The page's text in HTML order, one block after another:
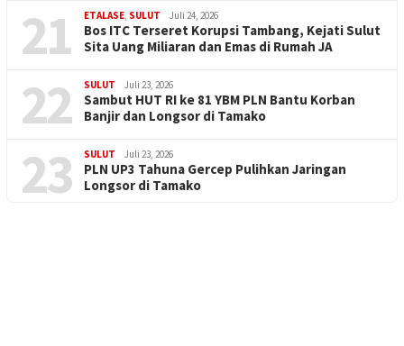
21 ETALASE, SULUT Juli 24, 2026
Bos ITC Terseret Korupsi Tambang, Kejati Sulut
Sita Uang Miliaran dan Emas di Rumah JA
22 SULUT Juli 23, 2026
Sambut HUT RI ke 81 YBM PLN Bantu Korban
Banjir dan Longsor di Tamako
23 SULUT Juli 23, 2026
PLN UP3 Tahuna Gercep Pulihkan Jaringan
Longsor di Tamako